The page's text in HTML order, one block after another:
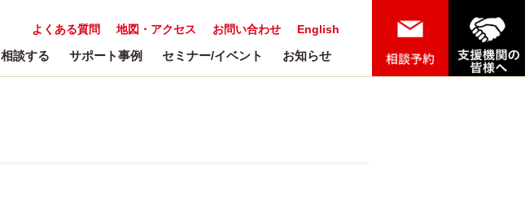
English
お問い合わせ
地図・アクセス
よくある質問
相談する サポート事例 セミナー/イベント お知らせ